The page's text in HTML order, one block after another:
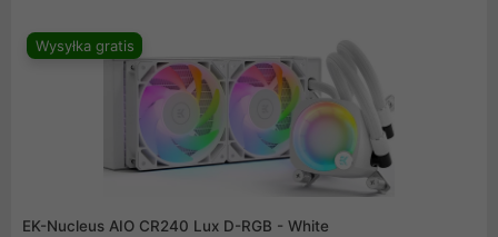
całą aranżację ARGB i umożliwi łatwe sterownie.
Wysyłka gratis
EK-Nucleus AIO CR240 Lux D-RGB - White